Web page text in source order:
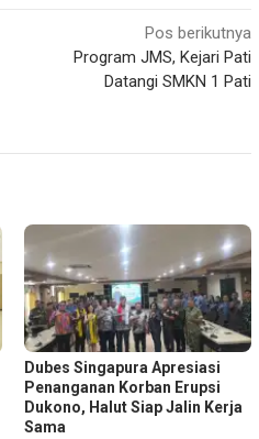
Pos berikutnya
Program JMS, Kejari Pati
Datangi SMKN 1 Pati
Dubes Singapura Apresiasi
Penanganan Korban Erupsi
Dukono, Halut Siap Jalin Kerja
Sama